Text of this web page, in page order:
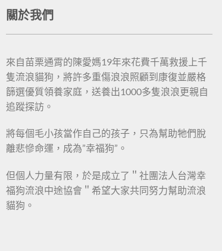
關於我們
來自苗栗通霄的陳愛媽19年來花費千萬救援上千
隻流浪貓狗，將許多重傷浪浪照顧到康復並嚴格
篩選優質領養家庭，送養出1000多隻浪浪更親自
追蹤探訪。
將每個毛小孩當作自己的孩子，只為幫助牠們脫
離悲慘命運，成為”幸福狗”。
但個人力量有限，於是成立了＂社團法人台灣幸
福狗流浪中途協會＂希望大家共同努力幫助流浪
貓狗。